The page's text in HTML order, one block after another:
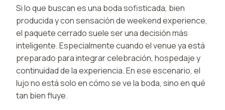
Si lo que buscan es una boda sofisticada, bien
producida y con sensación de weekend experience,
el paquete cerrado suele ser una decisión más
inteligente. Especialmente cuando el venue ya está
preparado para integrar celebración, hospedaje y
continuidad de la experiencia. En ese escenario, el
lujo no está solo en cómo se ve la boda, sino en qué
tan bien fluye.